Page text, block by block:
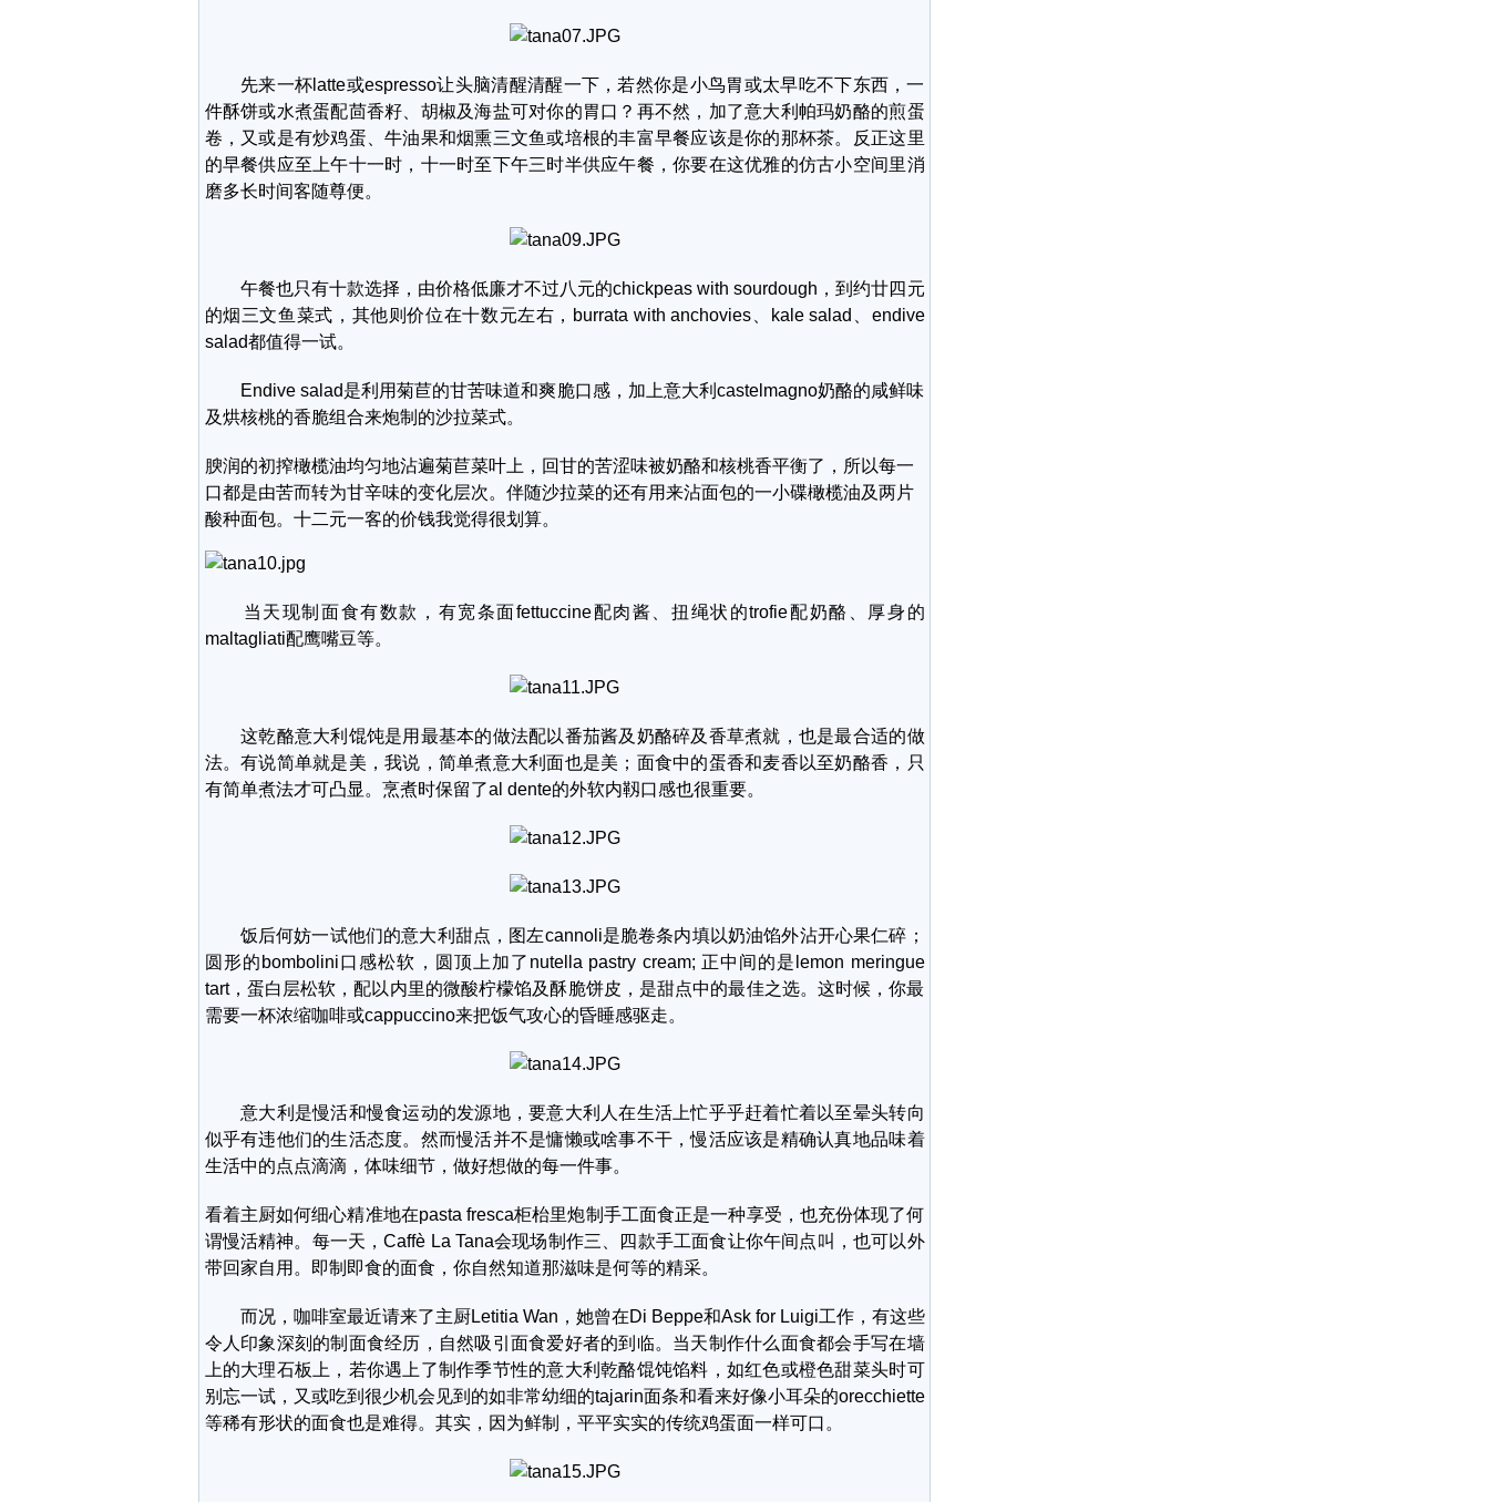
先来一杯latte或espresso让头脑清醒清醒一下，若然你是小鸟胃或太早吃不下东西，一
件酥饼或水煮蛋配茴香籽、胡椒及海盐可对你的胃口？再不然，加了意大利帕玛奶酪的煎蛋
卷，又或是有炒鸡蛋、牛油果和烟熏三文鱼或培根的丰富早餐应该是你的那杯茶。反正这里
的早餐供应至上午十一时，十一时至下午三时半供应午餐，你要在这优雅的仿古小空间里消
磨多长时间客随尊便。
午餐也只有十款选择，由价格低廉才不过八元的chickpeas with sourdough，到约廿四元
的烟三文鱼菜式，其他则价位在十数元左右，burrata with anchovies、kale salad、endive
salad都值得一试。
Endive salad是利用菊苣的甘苦味道和爽脆口感，加上意大利castelmagno奶酪的咸鲜味
及烘核桃的香脆组合来炮制的沙拉菜式。
腴润的初搾橄榄油均匀地沾遍菊苣菜叶上，回甘的苦涩味被奶酪和核桃香平衡了，所以每一
口都是由苦而转为甘辛味的变化层次。伴随沙拉菜的还有用来沾面包的一小碟橄榄油及两片
酸种面包。十二元一客的价钱我觉得很划算。
当天现制面食有数款，有宽条面fettuccine配肉酱、扭绳状的trofie配奶酪、厚身的
maltagliati配鹰嘴豆等。
这乾酪意大利馄饨是用最基本的做法配以番茄酱及奶酪碎及香草煮就，也是最合适的做
法。有说简单就是美，我说，简单煮意大利面也是美；面食中的蛋香和麦香以至奶酪香，只
有简单煮法才可凸显。烹煮时保留了al dente的外软内靱口感也很重要。
饭后何妨一试他们的意大利甜点，图左cannoli是脆卷条内填以奶油馅外沾开心果仁碎；
圆形的bombolini口感松软，圆顶上加了nutella pastry cream; 正中间的是lemon meringue
tart，蛋白层松软，配以内里的微酸柠檬馅及酥脆饼皮，是甜点中的最佳之选。这时候，你最
需要一杯浓缩咖啡或cappuccino来把饭气攻心的昏睡感驱走。
意大利是慢活和慢食运动的发源地，要意大利人在生活上忙乎乎赶着忙着以至晕头转向
似乎有违他们的生活态度。然而慢活并不是慵懒或啥事不干，慢活应该是精确认真地品味着
生活中的点点滴滴，体味细节，做好想做的每一件事。
看着主厨如何细心精准地在pasta fresca柜枱里炮制手工面食正是一种享受，也充份体现了何
谓慢活精神。每一天，Caffè La Tana会现场制作三、四款手工面食让你午间点叫，也可以外
带回家自用。即制即食的面食，你自然知道那滋味是何等的精采。
而况，咖啡室最近请来了主厨Letitia Wan，她曾在Di Beppe和Ask for Luigi工作，有这些
令人印象深刻的制面食经历，自然吸引面食爱好者的到临。当天制作什么面食都会手写在墙
上的大理石板上，若你遇上了制作季节性的意大利乾酪馄饨馅料，如红色或橙色甜菜头时可
别忘一试，又或吃到很少机会见到的如非常幼细的tajarin面条和看来好像小耳朵的orecchiette
等稀有形状的面食也是难得。其实，因为鲜制，平平实实的传统鸡蛋面一样可口。